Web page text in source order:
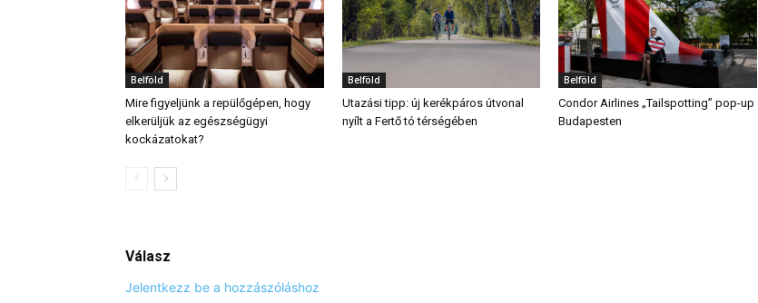
Belföld
Mire figyeljünk a repülőgépen, hogy
elkerüljük az egészségügyi
kockázatokat?
Belföld
Utazási tipp: új kerékpáros útvonal
nyílt a Fertő tó térségében
Belföld
Condor Airlines „Tailspotting” pop-up
Budapesten
Válasz
Jelentkezz be a hozzászóláshoz